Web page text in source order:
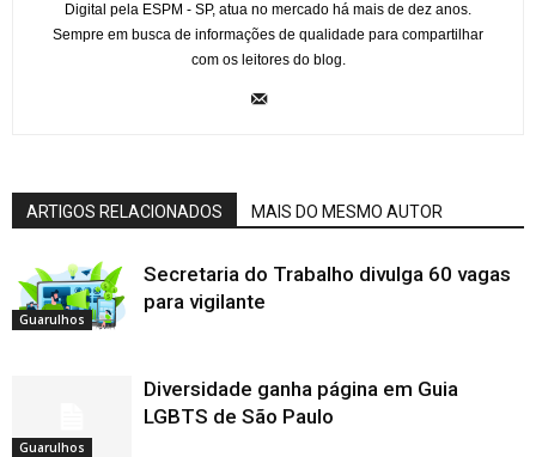
Digital pela ESPM - SP, atua no mercado há mais de dez anos.
Sempre em busca de informações de qualidade para compartilhar
com os leitores do blog.
ARTIGOS RELACIONADOS MAIS DO MESMO AUTOR
Guarulhos
Secretaria do Trabalho divulga 60 vagas
para vigilante
Guarulhos
Diversidade ganha página em Guia
LGBTS de São Paulo